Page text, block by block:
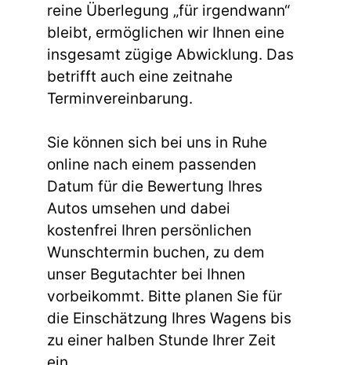
reine Überlegung „für irgendwann“
bleibt, ermöglichen wir Ihnen eine
insgesamt zügige Abwicklung. Das
betrifft auch eine zeitnahe
Terminvereinbarung.
Sie können sich bei uns in Ruhe
online nach einem passenden
Datum für die Bewertung Ihres
Autos umsehen und dabei
kostenfrei Ihren persönlichen
Wunschtermin buchen, zu dem
unser Begutachter bei Ihnen
vorbeikommt. Bitte planen Sie für
die Einschätzung Ihres Wagens bis
zu einer halben Stunde Ihrer Zeit